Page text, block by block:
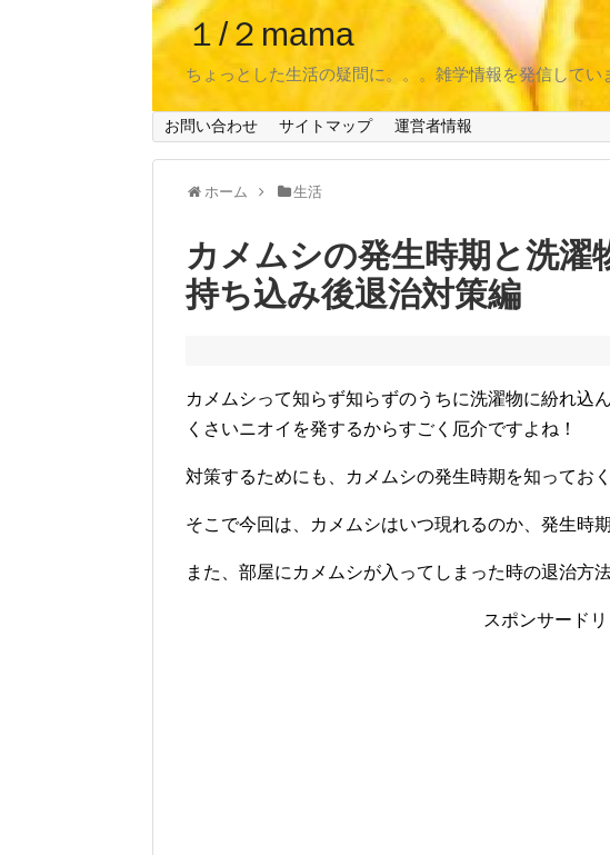
１/２mama
ちょっとした生活の疑問に。。。雑学情報を発信してい
お問い合わせ サイトマップ 運営者情報
ホーム 生活
カメムシの発生時期と洗濯
持ち込み後退治対策編
カメムシって知らず知らずのうちに洗濯物に紛れ込ん
くさいニオイを発するからすごく厄介ですよね！
対策するためにも、カメムシの発生時期を知ってお
そこで今回は、カメムシはいつ現れるのか、発生時
また、部屋にカメムシが入ってしまった時の退治方
スポンサード